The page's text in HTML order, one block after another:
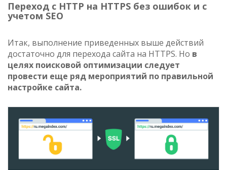
Переход с HTTP на HTTPS без ошибок и с
учетом SEO
Итак, выполнение приведенных выше действий
достаточно для перехода сайта на HTTPS. Но в
целях поисковой оптимизации следует
провести еще ряд мероприятий по правильной
настройке сайта.